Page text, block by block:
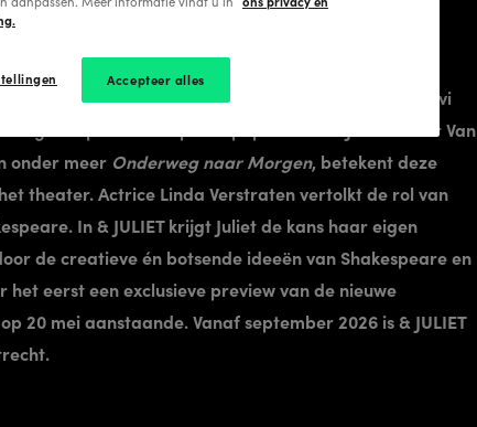
hoofdrol in musical
bekend dat acteur, zanger en presentator Levi
gaat spelen in de powerpopmusical & JULIET. Voor Van
onder meer Onderweg naar Morgen, betekent deze
theater. Actrice Linda Verstraten vertolkt de rol van
In & JULIET krijgt Juliet de kans haar eigen
de creatieve én botsende ideeën van Shakespeare en
eerst een exclusieve preview van de nieuwe
20 mei aanstaande. Vanaf september 2026 is & JULIET
Accepteer alles